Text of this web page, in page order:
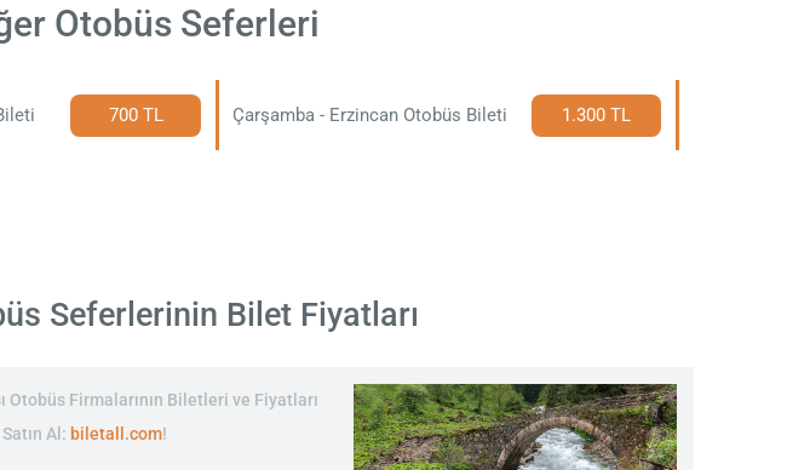
Otobüs Seferleri
700 TL Çarşamba - Erzincan Otobüs Bileti 1.300 TL
Seferlerinin Bilet Fiyatları
Firmalarının Biletleri ve Fiyatları
Al: biletall.com!